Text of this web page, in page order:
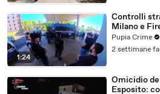
1:24
Controlli
Milano e
e oltre
(25.07.26)
Pupia Crime
2 settimane fa
Omicidio
Esposito: